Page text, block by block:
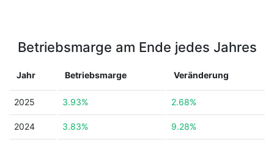
Betriebsmarge am Ende jedes Jahres
Jahr Betriebsmarge Veränderung
2025 3.93% 2.68%
2024 3.83% 9.28%